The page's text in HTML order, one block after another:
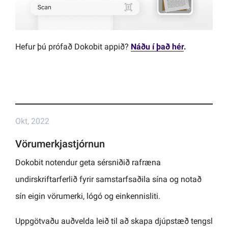
Hefur þú prófað Dokobit appið? Náðu í það hér.
Okt, 2022
Vörumerkjastjórnun
Dokobit notendur geta sérsniðið rafræna
undirskriftarferlið fyrir samstarfsaðila sína og notað
sín eigin vörumerki, lógó og einkennisliti.
Uppgötvaðu auðvelda leið til að skapa djúpstæð tengsl